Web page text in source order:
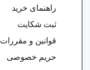
راهنمای خرید
ثبت شکایت
قوانین و مقررات
حریم خصوصی